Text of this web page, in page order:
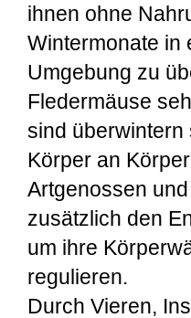
ihnen ohne
Wintermonate in
Umgebung zu
Fledermäuse
sind überwintern
Körper an
Artgenossen
zusätzlich den
um ihre
regulieren.
Durch Vieren,